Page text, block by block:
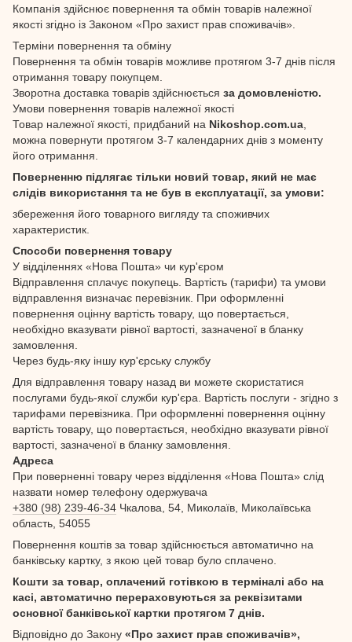
Компанія здійснює повернення та обмін товарів належної
якості згідно із Законом «Про захист прав споживачів».
Терміни повернення та обміну
Повернення та обмін товарів можливе протягом 3-7 днів після
отримання товару покупцем.
Зворотна доставка товарів здійснюється за домовленістю.
Умови повернення товарів належної якості
Товар належної якості, придбаний на Nikoshop.com.ua
можна повернути протягом 3-7 календарних днів з моменту
його отримання.
Поверненню підлягає тільки новий товар, який не має
слідів використання та не був в експлуатації, за умови:
збереження його товарного вигляду та споживчих
характеристик.
Способи повернення товару
У відділеннях «Нова Пошта» чи кур'єром
Відправлення сплачує покупець. Вартість (тарифи) та умови
відправлення визначає перевізник. При оформленні
повернення оцінну вартість товару, що повертається,
необхідно вказувати рівної вартості, зазначеної в бланку
замовлення.
Через будь-яку іншу кур'єрську службу
Для відправлення товару назад ви можете скористатися
послугами будь-якої служби кур'єра. Вартість послуги - згідно з
тарифами перевізника. При оформленні повернення оцінну
вартість товару, що повертається, необхідно вказувати рівної
вартості, зазначеної в бланку замовлення.
Адреса
При поверненні товару через відділення «Нова Пошта» слід
назвати номер телефону одержувача
+380 (98) 239-46-34 Чкалова, 54, Миколаїв, Миколаївська
область, 54055
Повернення коштів за товар здійснюється автоматично на
банківську картку, з якою цей товар було сплачено.
Кошти за товар, оплачений готівкою в терміналі або на
касі, автоматично перераховуються за реквізитами
основної банківської картки протягом 7 днів.
Відповідно до Закону «Про захист прав споживачів»,